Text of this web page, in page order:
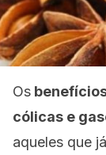
Os
cólicas e
aqueles que